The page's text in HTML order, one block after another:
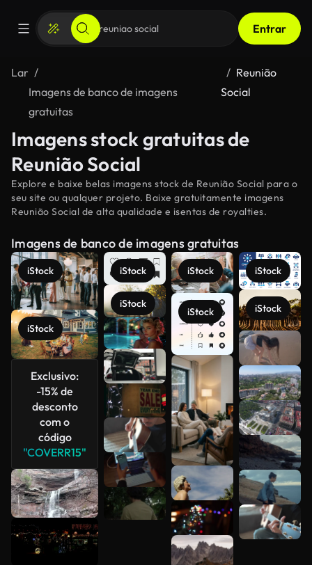
Entrar
Lar
Imagens de banco de imagens
gratuitas
Reunião
Social
Imagens stock gratuitas de
Reunião Social
Explore e baixe belas imagens stock de Reunião Social para o
seu site ou qualquer projeto. Baixe gratuitamente imagens
Reunião Social de alta qualidade e isentas de royalties.
Imagens de banco de imagens gratuitas
iStock
iStock
Exclusivo:
-15% de
desconto
com o
código
"COVERR15"
iStock
iStock
iStock
iStock
iStock
iStock
Veja mais